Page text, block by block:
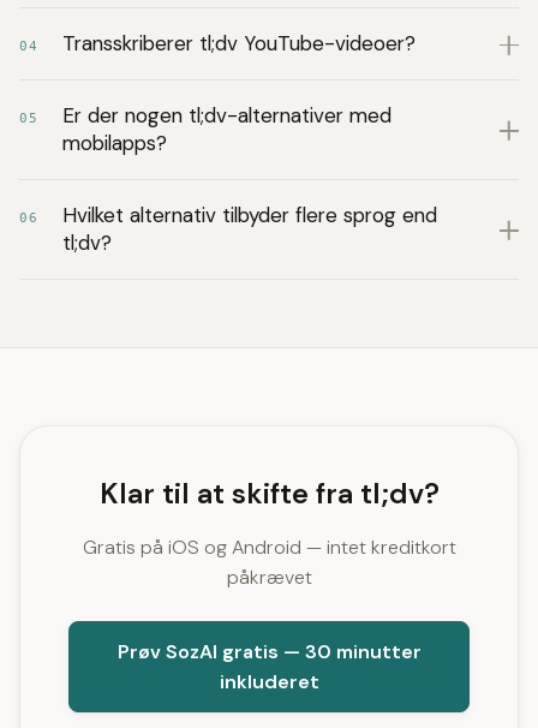
04 Transskriberer tl;dv YouTube-videoer?
05
Er der nogen tl;dv-alternativer med
mobilapps?
06
Hvilket alternativ tilbyder flere sprog end
tl;dv?
Klar til at skifte fra tl;dv?
Gratis på iOS og Android — intet kreditkort
påkrævet
Prøv SozAI gratis — 30 minutter
inkluderet